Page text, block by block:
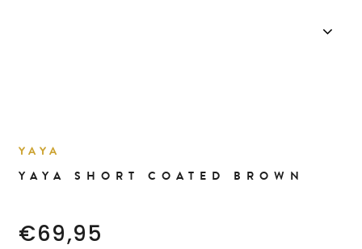
YAYA
YAYA SHORT COATED BROWN
€69,95